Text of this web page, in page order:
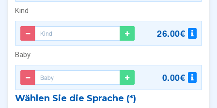
Kind
26.00€
Baby
0.00€
Wählen Sie die Sprache (*)